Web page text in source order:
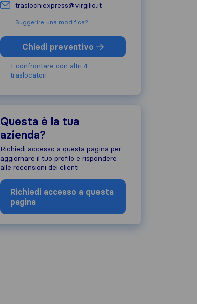
traslochiexpress@virgilio.it
Suggerire una modifica?
Chiedi preventivo
+ confrontare con altri 4
traslocatori
Questa è la tua
azienda?
Richiedi accesso a questa pagina per
aggiornare il tuo profilo e rispondere
alle recensioni dei clienti
Richiedi accesso a questa
pagina